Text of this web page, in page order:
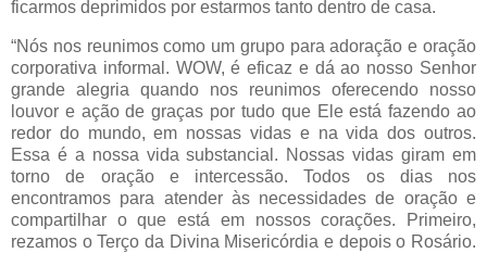
ficarmos deprimidos por estarmos tanto dentro de casa.
“Nós nos reunimos como um grupo para adoração e oração
corporativa informal. WOW, é eficaz e dá ao nosso Senhor
grande alegria quando nos reunimos oferecendo nosso
louvor e ação de graças por tudo que Ele está fazendo ao
redor do mundo, em nossas vidas e na vida dos outros.
Essa é a nossa vida substancial. Nossas vidas giram em
torno de oração e intercessão. Todos os dias nos
encontramos para atender às necessidades de oração e
compartilhar o que está em nossos corações. Primeiro,
rezamos o Terço da Divina Misericórdia e depois o Rosário.